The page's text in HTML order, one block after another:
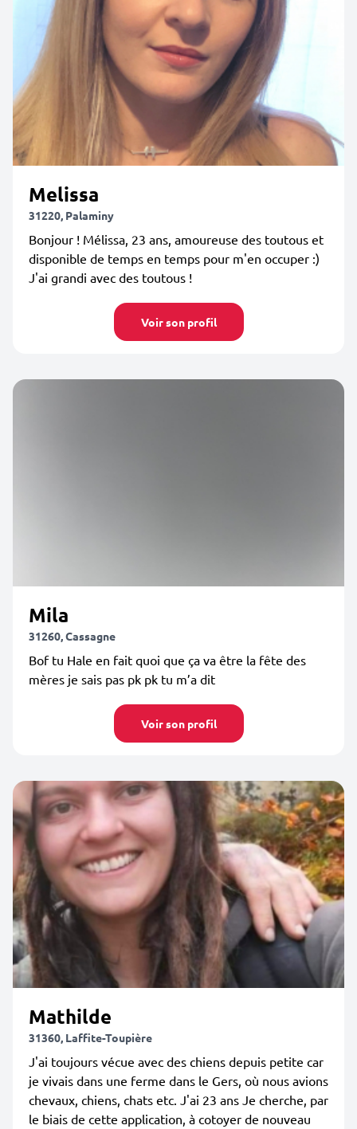
Melissa
31220, Palaminy
Bonjour ! Mélissa, 23 ans, amoureuse des toutous et
disponible de temps en temps pour m'en occuper :)
J'ai grandi avec des toutous !
Voir son profil
Mila
31260, Cassagne
Bof tu Hale en fait quoi que ça va être la fête des
mères je sais pas pk pk tu m’a dit
Voir son profil
Mathilde
31360, Laffite-Toupière
J'ai toujours vécue avec des chiens depuis petite car
je vivais dans une ferme dans le Gers, où nous avions
chevaux, chiens, chats etc. J'ai 23 ans Je cherche, par
le biais de cette application, à cotoyer de nouveau